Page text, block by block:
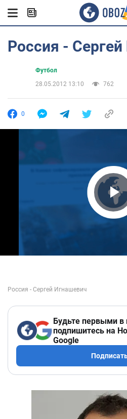
Россия -
Футбол
28.05.2012 13:10
762
0
Будьте первыми в
подпишитесь на
Google